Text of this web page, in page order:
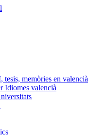
memòries en valencià
Idiomes valencià